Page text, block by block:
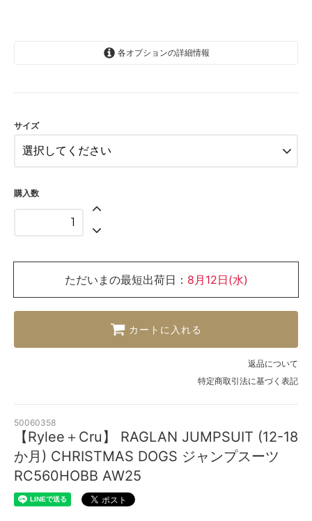
各オプションの詳細情報
サイズ
購入数
ただいまの最短出荷日： 8月12日(水)
カートに入れる
返品について
特定商取引法に基づく表記
50060358
【Rylee＋Cru】 RAGLAN JUMPSUIT (12-18
か月) CHRISTMAS DOGS ジャンプスーツ
RC560HOBB AW25